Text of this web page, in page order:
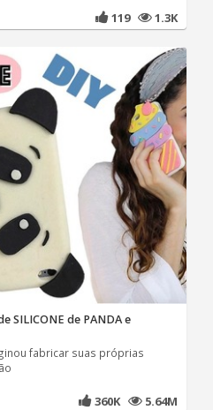
119 1.3K
SILICONE de PANDA e
fabricar suas próprias
360K 5.64M